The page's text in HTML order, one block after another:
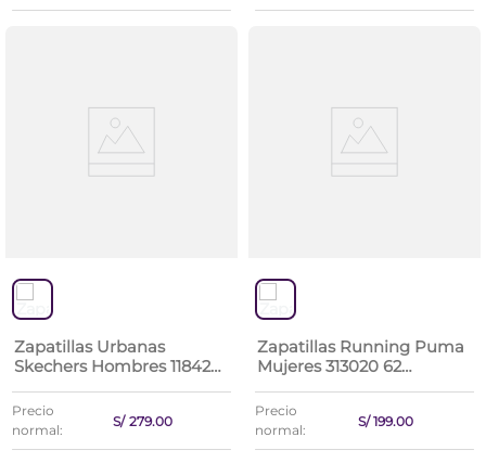
Zapatillas Urbanas
Skechers Hombres 118423-
Precio
normal:
S/ 279.00
Zapatillas Running Puma
Mujeres 313020 62
Precio
normal:
S/ 199.00